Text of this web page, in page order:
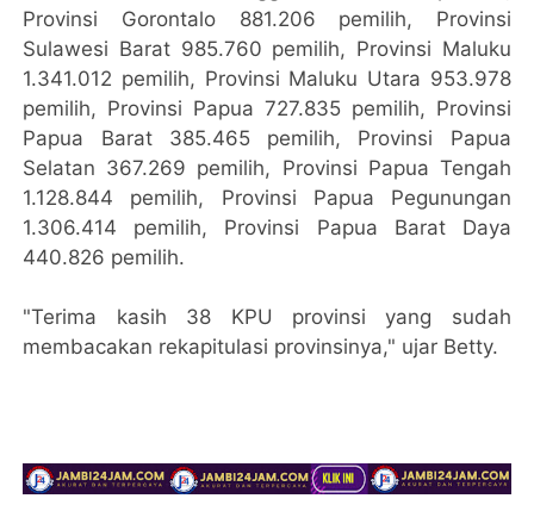
Provinsi Gorontalo 881.206 pemilih, Provinsi
Sulawesi Barat 985.760 pemilih, Provinsi Maluku
1.341.012 pemilih, Provinsi Maluku Utara 953.978
pemilih, Provinsi Papua 727.835 pemilih, Provinsi
Papua Barat 385.465 pemilih, Provinsi Papua
Selatan 367.269 pemilih, Provinsi Papua Tengah
1.128.844 pemilih, Provinsi Papua Pegunungan
1.306.414 pemilih, Provinsi Papua Barat Daya
440.826 pemilih.
"Terima kasih 38 KPU provinsi yang sudah
membacakan rekapitulasi provinsinya," ujar Betty.